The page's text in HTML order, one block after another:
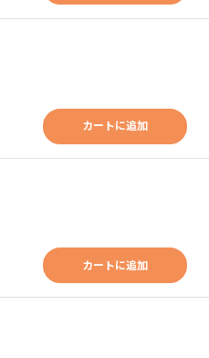
カートに追加
カートに追加